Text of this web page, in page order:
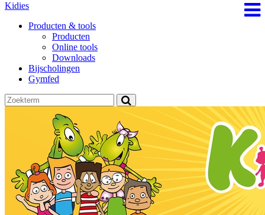
Kidies
Producten & tools
Producten
Online tools
Downloads
Bijscholingen
Gymfed